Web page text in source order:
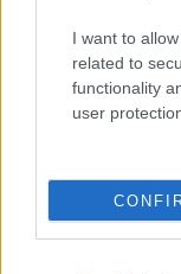
I want to
related to
functionality
user